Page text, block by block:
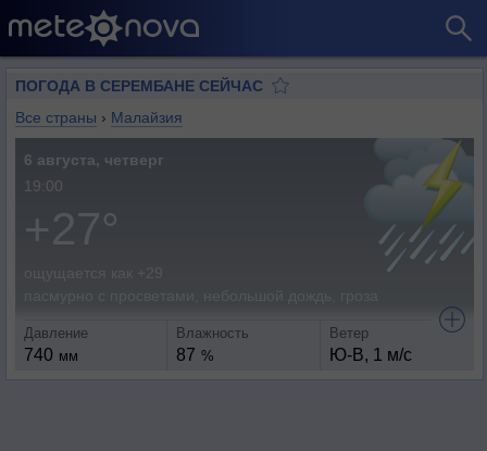
ПОГОДА В СЕРЕМБАНЕ СЕЙЧАС
Все страны › Малайзия
6 августа, четверг
19:00
+27°
Давление
740 мм
Влажность
87 %
Ветер
Ю-В, 1 м/с